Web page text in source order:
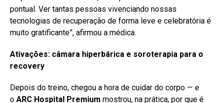
pontual. Ver tantas pessoas vivenciando nossas
tecnologias de recuperação de forma leve e celebratória é
muito gratificante”, afirmou a médica.
Ativações: câmara hiperbárica e soroterapia para o
recovery
Depois do treino, chegou a hora de cuidar do corpo — e
o ARC Hospital Premium mostrou, na prática, por que é